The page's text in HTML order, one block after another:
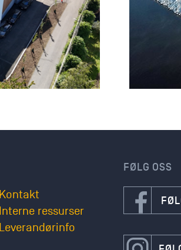
Kontakt
Interne ressurser
Leverandørinfo
FØLG OSS